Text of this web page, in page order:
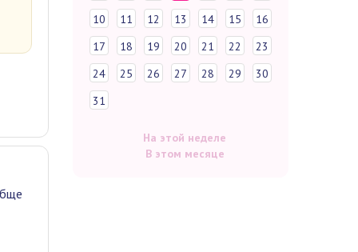
10
11 12 13 14 15
16
17
18 19 20 21 22
23
24
25 26 27 28 29
30
31
На этой неделе
В этом месяце